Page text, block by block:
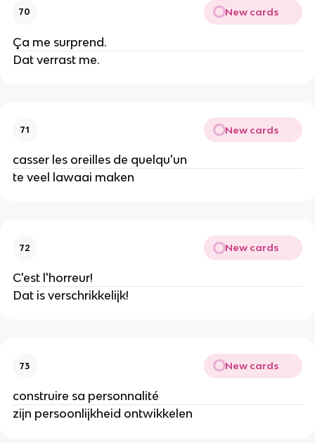
70 New cards
Ça me surprend.
Dat verrast me.
71 New cards
casser les oreilles de quelqu'un
te veel lawaai maken
72 New cards
C'est l'horreur!
Dat is verschrikkelijk!
73 New cards
construire sa personnalité
zijn persoonlijkheid ontwikkelen